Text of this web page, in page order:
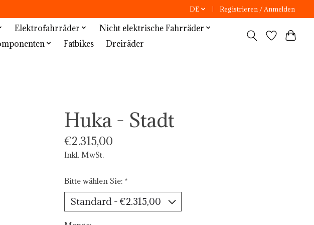
DE Registrieren / Anmelden
Elektrofahrräder
Nicht elektrische Fahrräder
Fatbikes Dreiräder
Huka - Stadt
€2.315,00
Inkl. MwSt.
Bitte wählen Sie: *